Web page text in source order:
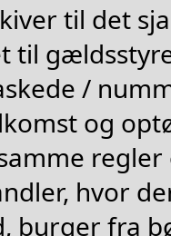
til det
til
/
og
hvor
burger fra